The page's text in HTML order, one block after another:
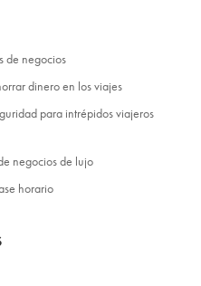
de negocios
dinero en los viajes
para intrépidos viajeros
negocios de lujo
horario